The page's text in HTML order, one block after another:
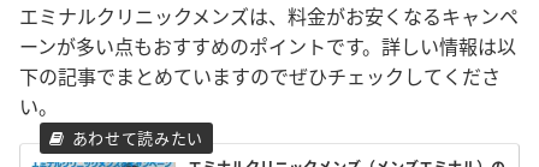
エミナルクリニックメンズは、料金がお安くなるキャンペ
ーンが多い点もおすすめのポイントです。詳しい情報は以
下の記事でまとめていますのでぜひチェックしてくださ
い。